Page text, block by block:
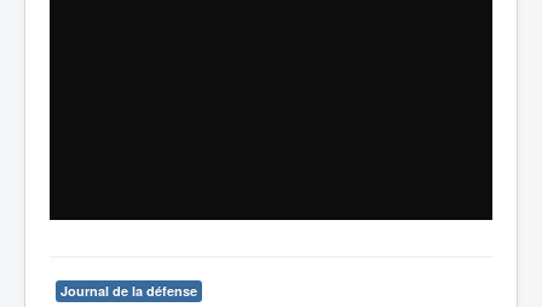
Journal de la défense